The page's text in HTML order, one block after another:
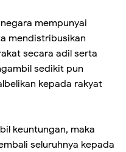
mempunyai
mendistribusikan
secara adil serta
sedikit pun
kepada rakyat
keuntungan, maka
seluruhnya kepada